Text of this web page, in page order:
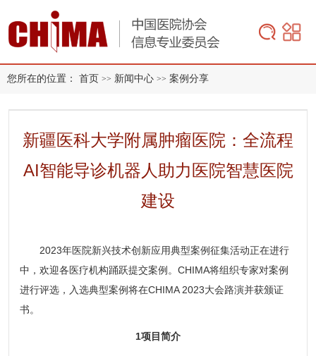
您所在的位置： 首页 >> 新闻中心 >> 案例分享
新疆医科大学附属肿瘤医院：全流程
AI智能导诊机器人助力医院智慧医院
建设
2023年医院新兴技术创新应用典型案例征集活动正在进行
中，欢迎各医疗机构踊跃提交案例。CHIMA将组织专家对案例
进行评选，入选典型案例将在CHIMA 2023大会路演并获颁证
书。
1项目简介